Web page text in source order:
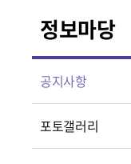
정보마당
공지사항
포토갤러리